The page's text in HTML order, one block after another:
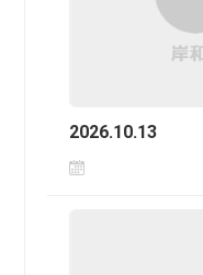
2026.10.13